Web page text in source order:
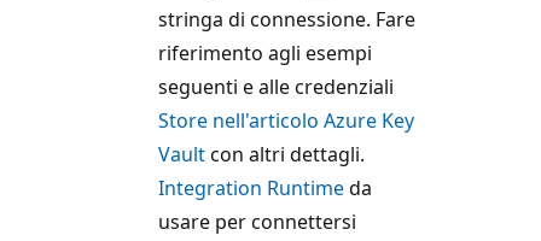
stringa di connessione. Fare
riferimento agli esempi
seguenti e alle credenziali
Store nell'articolo Azure Key
Vaultcon altri dettagli.
Integration Runtimeda
usare per connettersi